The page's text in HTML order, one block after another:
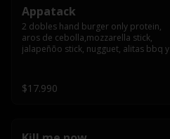
Appatack
2 dobles hand burger only protein,
aros de cebolla,mozzarella stick,
jalapeñõo stick, nugguet, alitas bbq y
$17.990